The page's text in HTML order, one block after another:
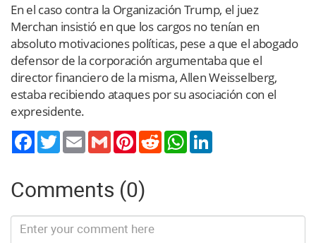
En el caso contra la Organización Trump, el juez
Merchan insistió en que los cargos no tenían en
absoluto motivaciones políticas, pese a que el abogado
defensor de la corporación argumentaba que el
director financiero de la misma, Allen Weisselberg,
estaba recibiendo ataques por su asociación con el
expresidente.
TwitterEmail Gmail PinterestReddit WhatsApp
Comments (0)